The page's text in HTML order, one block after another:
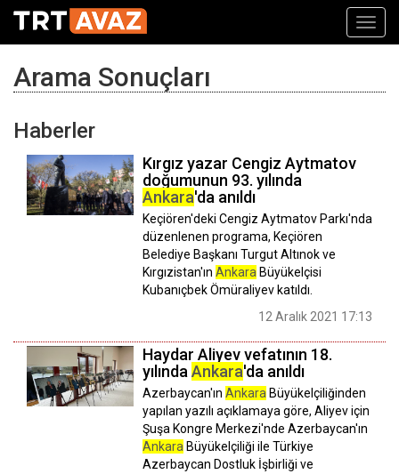
Arama Sonuçları
Haberler
Kırgız yazar Cengiz Aytmatov
doğumunun 93. yılında
Ankara'da anıldı
Keçiören'deki Cengiz Aytmatov Parkı'nda
düzenlenen programa, Keçiören
Belediye Başkanı Turgut Altınok ve
Kırgızistan'ın Ankara Büyükelçisi
Kubanıçbek Ömüraliyev katıldı.
12 Aralık 2021 17:13
Haydar Aliyev vefatının 18.
yılında Ankara'da anıldı
Azerbaycan'ın Ankara Büyükelçiliğinden
yapılan yazılı açıklamaya göre, Aliyev için
Şuşa Kongre Merkezi'nde Azerbaycan'ın
Ankara Büyükelçiliği ile Türkiye
Azerbaycan Dostluk İşbirliği ve